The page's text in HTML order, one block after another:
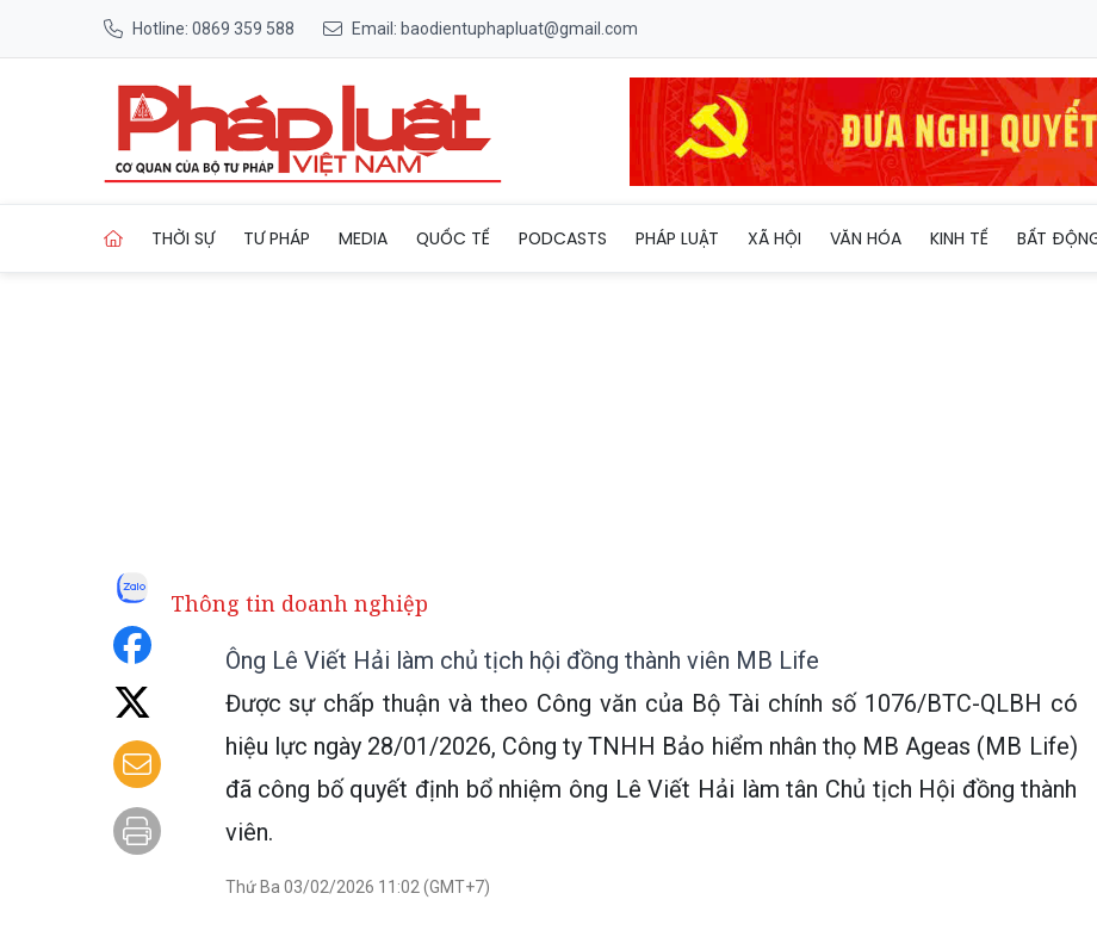
Hotline: 0869 359 588 Email: baodientuphapluat@gmail.com
THỜI SỰ TƯ PHÁP MEDIA QUỐC TẾ PODCASTS PHÁP LUẬT XÃ HỘI VĂN HÓA KINH TẾ BẤT
Thông tin doanh nghiệp
Ông Lê Viết Hải làm chủ tịch hội đồng thành viên MB Life
Được sự chấp thuận và theo Công văn của Bộ Tài chính số 1076/BTC-QLBH có
hiệu lực ngày 28/01/2026, Công ty TNHH Bảo hiểm nhân thọ MB Ageas (MB Life)
đã công bố quyết định bổ nhiệm ông Lê Viết Hải làm tân Chủ tịch Hội đồng thành
viên.
Thứ Ba 03/02/2026 11:02 (GMT+7)